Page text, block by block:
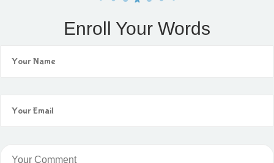
Enroll Your Words